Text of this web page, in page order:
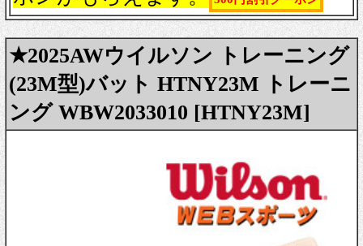
★2025AWウイルソン トレーニング
(23M型)バット HTNY23M トレーニ
ング WBW2033010 [HTNY23M]